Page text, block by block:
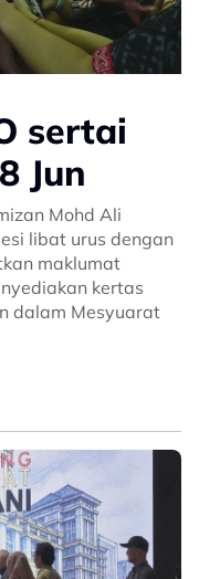
sertai
Jun
Mohd Ali
libat urus dengan
maklumat
kertas
dalam Mesyuarat